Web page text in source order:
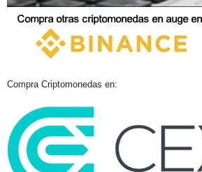
Compra Criptomonedas en: